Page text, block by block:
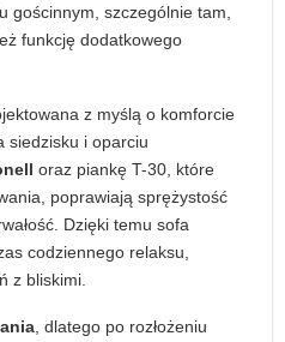
gościnnym, szczególnie tam,
funkcję dodatkowego
z myślą o komforcie
siedzisku i oparciu
oraz piankę T-30, które
poprawiają sprężystość
Dzięki temu sofa
codziennego relaksu,
z bliskimi.
, dlatego po rozłożeniu